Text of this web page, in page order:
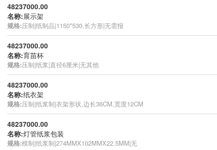
48237000.00
名称:展示架
规格:压制|纸制品|1150*530,长方形|无需报
48237000.00
名称:育苗杯
规格:压制|纸浆|直径6厘米|无其他
48237000.00
名称:纸衣架
规格:压制|纸浆制|衣架形状,边长36CM,宽度12CM
48237000.00
名称:灯管纸浆包装
规格:模制|纸浆制|274MMX102MMX22.5MM|无